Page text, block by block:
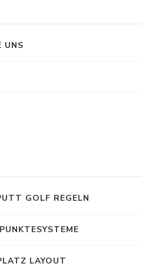
UNS
GOLF REGELN
LAYOUT